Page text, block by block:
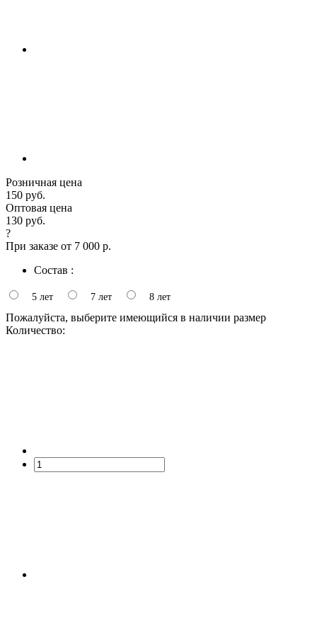
Розничная цена
150 руб.
Оптовая цена
130 руб.
?
При заказе от 7 000 р.
Состав :
5 лет 7 лет 8 лет
Пожалуйста, выберите имеющийся в наличии размер
Количество: